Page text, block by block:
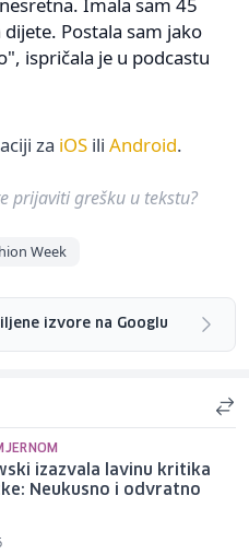
Postala sam jako
ispričala je u podcastu
za iOS ili Android.
prijaviti grešku u tekstu?
Week
izvore na Googlu
izazvala lavinu kritika
Neukusno i odvratno